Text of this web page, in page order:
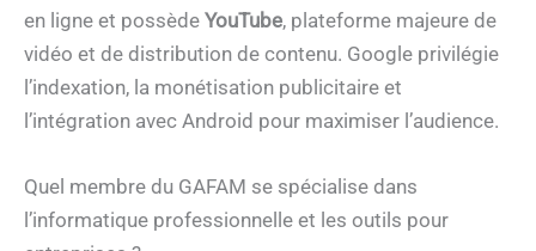
en ligne et possède YouTube, plateforme majeure de
vidéo et de distribution de contenu. Google privilégie
l’indexation, la monétisation publicitaire et
l’intégration avec Android pour maximiser l’audience.
Quel membre du GAFAM se spécialise dans
l’informatique professionnelle et les outils pour